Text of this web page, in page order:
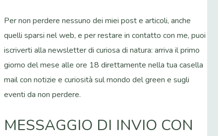
Per non perdere nessuno dei miei post e articoli, anche
quelli sparsi nel web, e per restare in contatto con me, puoi
iscriverti alla newsletter di curiosa di natura: arriva il primo
giorno del mese alle ore 18 direttamente nella tua casella
mail con notizie e curiosità sul mondo del green e sugli
eventi da non perdere.
MESSAGGIO DI INVIO CON